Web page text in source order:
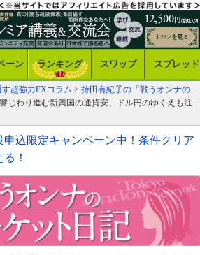
ーン ランキング スワップ スプレッド
超強力FXコラム > 持田有紀子の「戦うオンナの
じわり進む新興国の通貨安、ドル円のゆくえも注
申込限定キャンペーン中！条件クリア
！